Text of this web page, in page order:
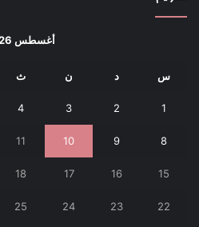
أغسطس 2026
س د ن ث
1
2
3
4
8
9
10
11
15
16
17
18
22
23
24
25